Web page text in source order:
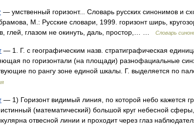
— умственный горизонт... Словарь русских синонимов и
М.: Русские словари, 1999. горизонт ширь,
глей, глазом не окинуть, даль, простор,… …
Словарь
— 1. Г. с географическим назв. стратиграфическая
по горизонтали (на площади) разнофациальные
по рангу зоне единой шкалы. Г. выделяется по
— 1) Горизонт видимый линия, по которой небо кажется
истинный (математический) большой круг небесной сферы,
отвесной линии и проходит через глаз